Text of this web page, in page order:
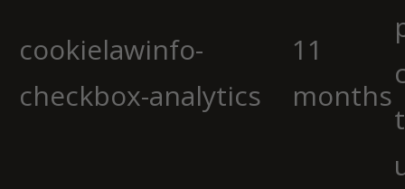
cookielawinfo-
checkbox-analytics
11
months